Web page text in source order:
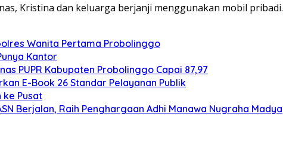
Kristina dan keluarga berjanji menggunakan mobil pribadi.
Wanita Pertama Probolinggo
Kantor
PUPR Kabupaten Probolinggo Capai 87,97
E-Book 26 Standar Pelayanan Publik
ke Pusat
Berjalan, Raih Penghargaan Adhi Manawa Nugraha Madya